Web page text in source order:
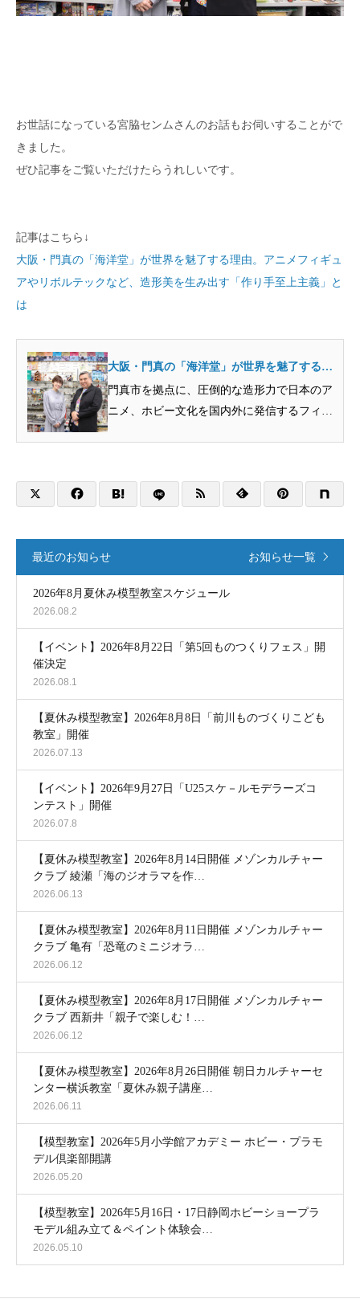
お世話になっている宮脇センムさんのお話もお伺いすることがで
きました。
ぜひ記事をご覧いただけたらうれしいです。
記事はこちら↓
大阪・門真の「海洋堂」が世界を魅了する理由。アニメフィギュ
アやリボルテックなど、造形美を生み出す「作り手至上主義」と
は
大阪・門真の「海洋堂」が世界を魅了する理
由。アニメフィギュアやリボルテックなど、
Discover Osaka
門真市を拠点に、圧倒的な造形力で日本のア
ニメ、ホビー文化を国内外に発信するフィギ
海外戦略を模索する社員さんへのインタビュ
最近のお知らせ
お知らせ一覧
2026年8月夏休み模型教室スケジュール
2026.08.2
【イベント】2026年8月22日「第5回ものつくりフェス」開
催決定
2026.08.1
【夏休み模型教室】2026年8月8日「前川ものづくりこども
教室」開催
2026.07.13
【イベント】2026年9月27日「U25スケ－ルモデラーズコ
ンテスト」開催
2026.07.8
【夏休み模型教室】2026年8月14日開催 メゾンカルチャー
クラブ 綾瀬「海のジオラマを作…
2026.06.13
【夏休み模型教室】2026年8月11日開催 メゾンカルチャー
クラブ 亀有「恐竜のミニジオラ…
2026.06.12
【夏休み模型教室】2026年8月17日開催 メゾンカルチャー
クラブ 西新井「親子で楽しむ！…
2026.06.12
【夏休み模型教室】2026年8月26日開催 朝日カルチャーセ
ンター横浜教室「夏休み親子講座…
2026.06.11
【模型教室】2026年5月小学館アカデミー ホビー・プラモ
デル倶楽部開講
2026.05.20
【模型教室】2026年5月16日・17日静岡ホビーショープラ
モデル組み立て＆ペイント体験会…
2026.05.10